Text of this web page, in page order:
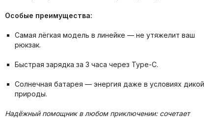
Особые преимущества:
Самая лёгкая модель в линейке — не утяжелит ваш
рюкзак.
Быстрая зарядка за 3 часа через Type-C.
Солнечная батарея — энергия даже в условиях дикой
природы.
Надёжный помощник в любом приключении: сочетает